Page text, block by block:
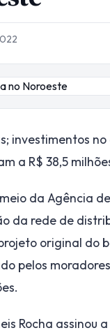
investimentos
a R$ 38,5
da Agência
da rede de
original do
pelos
Rocha assinou